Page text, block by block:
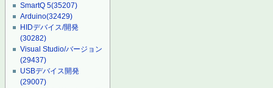
SmartQ 5(35207)
Arduino(32429)
HIDデバイス/開発
(30282)
Visual Studio/バージョン
(29437)
USBデバイス開発
(29007)